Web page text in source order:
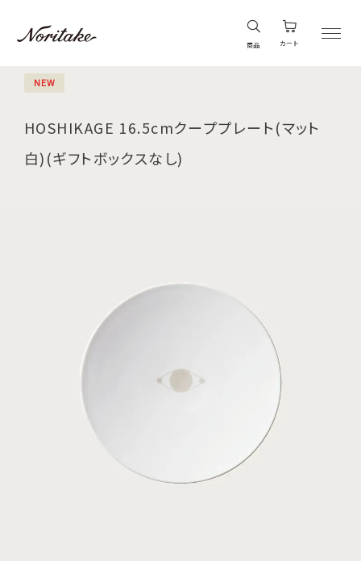
商品 カート
NEW
HOSHIKAGE 16.5cmクーププレート(マット
白)(ギフトボックスなし)